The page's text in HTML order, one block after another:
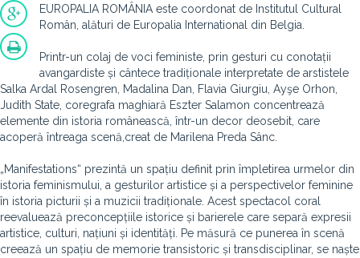
EUROPALIA ROMÂNIA este coordonat de Institutul Cultural
Român, alături de Europalia International din Belgia.
Printr-un colaj de voci feministe, prin gesturi cu conotații
avangardiste și cântece tradiționale interpretate de arstistele
Salka Ardal Rosengren, Madalina Dan, Flavia Giurgiu, Ayşe Orhon,
Judith State, coregrafa maghiară Eszter Salamon concentrează
elemente din istoria românească, într-un decor deosebit, care
acoperă întreaga scenă,creat de Marilena Preda Sânc.
„Manifestations“ prezintă un spațiu definit prin împletirea urmelor din
istoria feminismului, a gesturilor artistice și a perspectivelor feminine
în istoria picturii și a muzicii tradiționale. Acest spectacol coral
reevaluează preconcepțiile istorice și barierele care separă expresii
artistice, culturi, națiuni și identități. Pe măsură ce punerea în scenă
creează un spațiu de memorie transistoric și transdisciplinar, se naște